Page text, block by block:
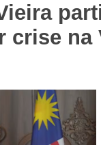
crise na